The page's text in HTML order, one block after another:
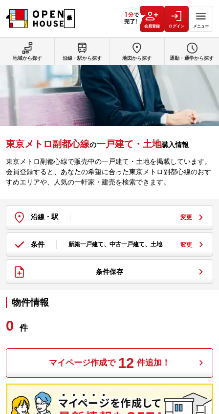
会員登録 ログイン メニュー
東京メトロ副都心線の一戸建て・土地購入情報
東京メトロ副都心線で販売中の一戸建て・土地を掲載しています。
会員登録すると、あなたの希望に合った東京メトロ副都心線のおす
すめエリアや、人気の一軒家・建売を検索できます。
沿線・駅 変更
条件 新築一戸建て、中古一戸建て、土地 変更
条件保存
物件情報
0 件
マイページ作成で 12 件追加！
地域から探す 沿線・駅から探す 地図から探す 通勤・通学から探す